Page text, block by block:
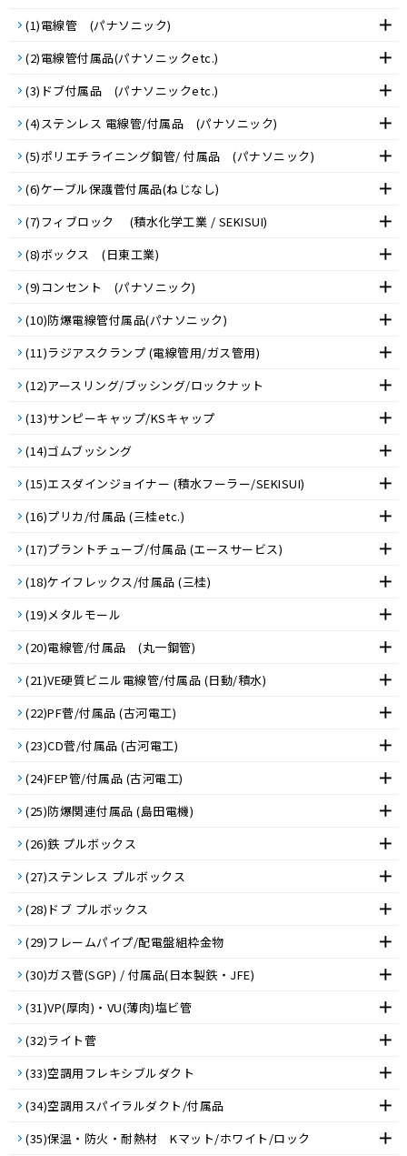
(1)電線管 (パナソニック)
(2)電線管付属品(パナソニックetc.)
(3)ドブ付属品 (パナソニックetc.)
(4)ステンレス 電線管/付属品 (パナソニック)
(5)ポリエチライニング鋼管/ 付属品 (パナソニック)
(6)ケーブル保護菅付属品(ねじなし)
(7)フィブロック (積水化学工業 / SEKISUI)
(8)ボックス (日東工業)
(9)コンセント (パナソニック)
(10)防爆電線管付属品(パナソニック)
(11)ラジアスクランプ (電線管用/ガス管用)
(12)アースリング/ブッシング/ロックナット
(13)サンピーキャップ/KSキャップ
(14)ゴムブッシング
(15)エスダインジョイナー (積水フーラー/SEKISUI)
(16)プリカ/付属品 (三桂etc.)
(17)プラントチューブ/付属品 (エースサービス)
(18)ケイフレックス/付属品 (三桂)
(19)メタルモール
(20)電線管/付属品 (丸一鋼管)
(21)VE硬質ビニル電線管/付属品 (日動/積水)
(22)PF菅/付属品 (古河電工)
(23)CD菅/付属品 (古河電工)
(24)FEP管/付属品 (古河電工)
(25)防爆関連付属品 (島田電機)
(26)鉄 プルボックス
(27)ステンレス プルボックス
(28)ドブ プルボックス
(29)フレームパイプ/配電盤組枠金物
(30)ガス菅(SGP) / 付属品(日本製鉄・JFE)
(31)VP(厚肉)・VU(薄肉)塩ビ管
(32)ライト菅
(33)空調用フレキシブルダクト
(34)空調用スパイラルダクト/付属品
(35)保温・防火・耐熱材 Kマット/ホワイト/ロック